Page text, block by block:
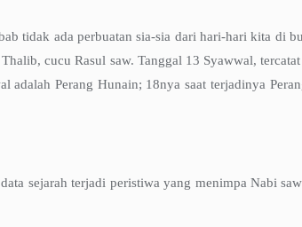
tidak ada perbuatan sia-sia dari hari-hari kita di
cucu Rasul saw. Tanggal 13 Syawwal,
Perang Hunain; 18nya saat terjadinya
sejarah terjadi peristiwa yang menimpa Nabi